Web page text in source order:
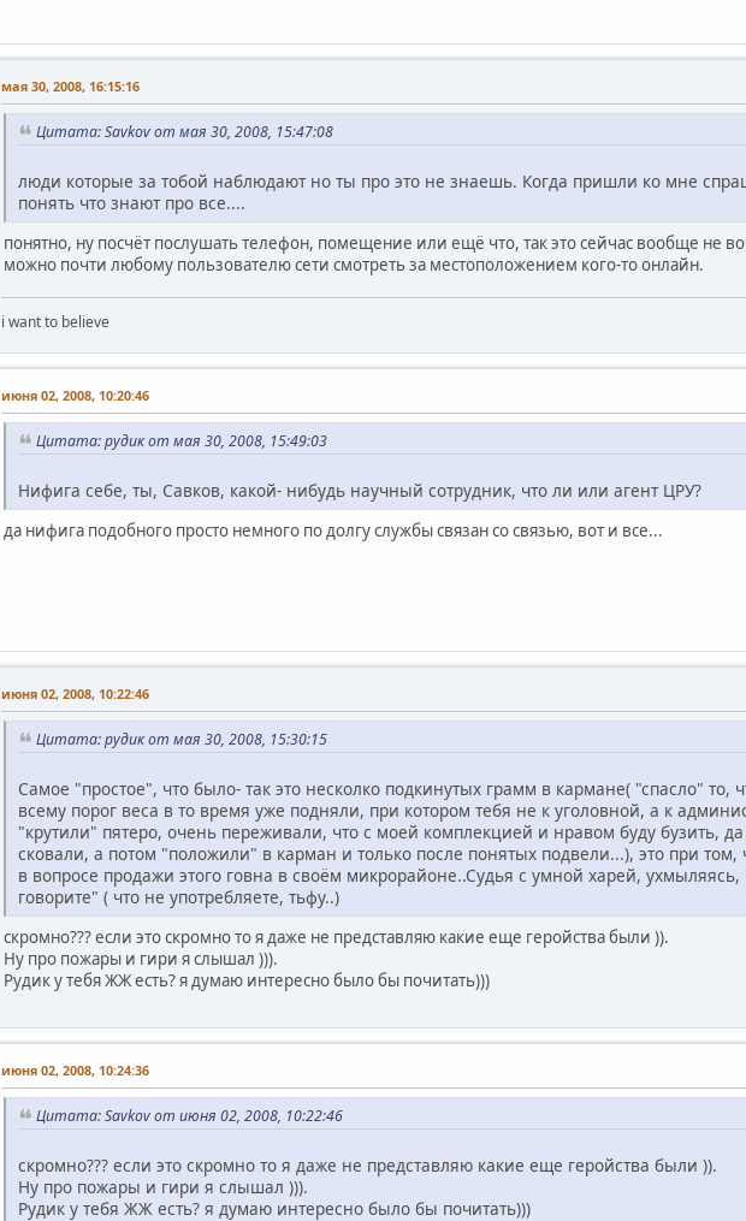
мая 30, 2008, 16:15:16
Цитата: Savkov от мая 30, 2008, 15:47:08
люди которые за тобой наблюдают но ты про это не знаешь. Когда пришли ко мне
понять что знают про все....
понятно, ну посчёт послушать телефон, помещение или ещё что, так это сейчас вообще не
можно почти любому пользователю сети смотреть за местоположением кого-то онлайн.
i want to believe
июня 02, 2008, 10:20:46
Цитата: рудик от мая 30, 2008, 15:49:03
Нифига себе, ты, Савков, какой- нибудь научный сотрудник, что ли или агент ЦРУ?
да нифига подобного просто немного по долгу службы связан со связью, вот и все...
июня 02, 2008, 10:22:46
Цитата: рудик от мая 30, 2008, 15:30:15
Самое "простое", что было- так это несколко подкинутых грамм в кармане( "спасло"
всему порог веса в то время уже подняли, при котором тебя не к уголовной, а к
"крутили" пятеро, очень переживали, что с моей комплекцией и нравом буду бузить,
сковали, а потом "положили" в карман и только после понятых подвели...), это при
в вопросе продажи этого говна в своём микрорайоне..Судья с умной харей,
говорите" ( что не употребляете, тьфу..)
скромно??? если это скромно то я даже не представляю какие еще геройства были )).
Ну про пожары и гири я слышал ))).
Рудик у тебя ЖЖ есть? я думаю интересно было бы почитать)))
июня 02, 2008, 10:24:36
Цитата: Savkov от июня 02, 2008, 10:22:46
скромно??? если это скромно то я даже не представляю какие еще геройства были )).
Ну про пожары и гири я слышал ))).
Рудик у тебя ЖЖ есть? я думаю интересно было бы почитать)))